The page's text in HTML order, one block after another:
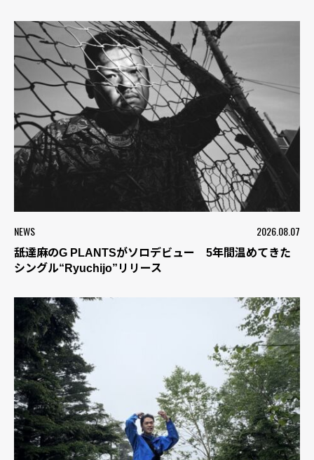
NEWS 2026.08.07
舐達麻のG PLANTSがソロデビュー 5年間温めてきた
シングル“Ryuchijo”リリース